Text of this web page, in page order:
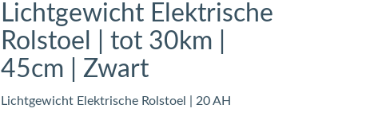
Lichtgewicht Elektrische
Rolstoel | tot 30km |
45cm | Zwart
Lichtgewicht Elektrische Rolstoel | 20 AH